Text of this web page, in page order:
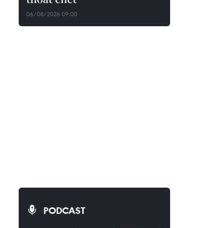
06/08/2026 09:00
PODCAST